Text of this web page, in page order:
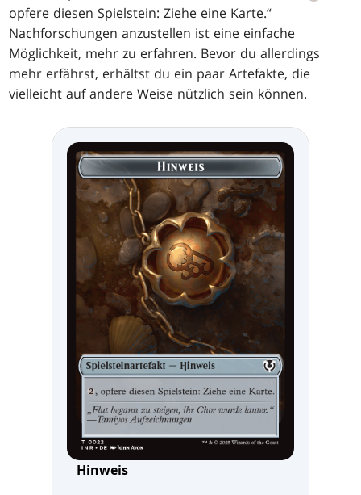
opfere diesen Spielstein: Ziehe eine Karte.“
Nachforschungen anzustellen ist eine einfache
Möglichkeit, mehr zu erfahren. Bevor du allerdings
mehr erfährst, erhältst du ein paar Artefakte, die
vielleicht auf andere Weise nützlich sein können.
Hinweis